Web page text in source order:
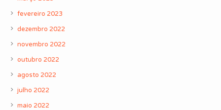
fevereiro 2023
dezembro 2022
novembro 2022
outubro 2022
agosto 2022
julho 2022
maio 2022